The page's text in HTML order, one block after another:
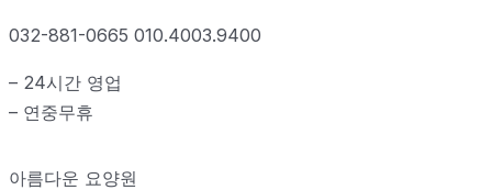
032-881-0665 010.4003.9400
– 24시간 영업
– 연중무휴
아름다운 요양원